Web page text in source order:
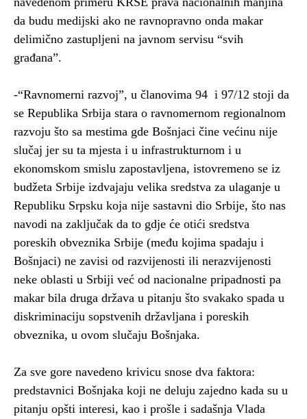
da budu medijski ako ne ravnopravno onda makar
delimično zastupljeni na javnom servisu “svih
građana”.
-“Ravnomerni razvoj”, u članovima 94 i 97/12 stoji da
se Republika Srbija stara o ravnomernom regionalnom
razvoju što sa mestima gde Bošnjaci čine većinu nije
slučaj jer su ta mjesta i u infrastrukturnom i u
ekonomskom smislu zapostavljena, istovremeno se iz
budžeta Srbije izdvajaju velika sredstva za ulaganje u
Republiku Srpsku koja nije sastavni dio Srbije, što nas
navodi na zaključak da to gdje će otići sredstva
poreskih obveznika Srbije (među kojima spadaju i
Bošnjaci) ne zavisi od razvijenosti ili nerazvijenosti
neke oblasti u Srbiji već od nacionalne pripadnosti pa
makar bila druga država u pitanju što svakako spada u
diskriminaciju sopstvenih državljana i poreskih
obveznika, u ovom slučaju Bošnjaka.
Za sve gore navedeno krivicu snose dva faktora:
predstavnici Bošnjaka koji ne deluju zajedno kada su u
pitanju opšti interesi, kao i prošle i sadašnja Vlada